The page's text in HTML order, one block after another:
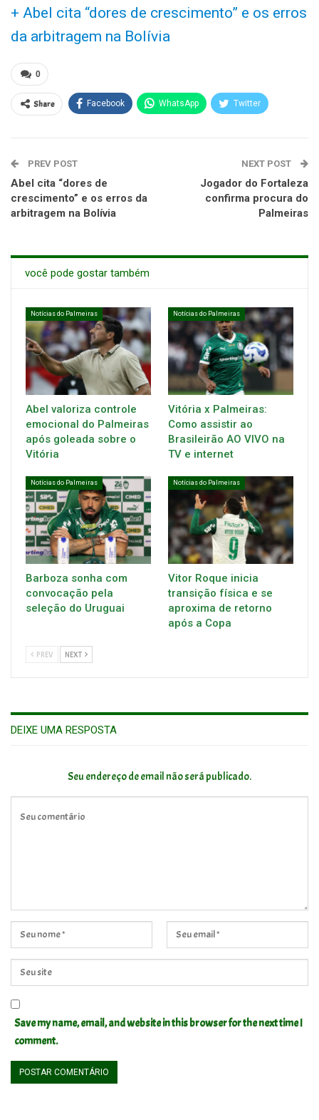
+ Abel cita “dores de crescimento” e os erros
da arbitragem na Bolívia
0
Share Facebook WhatsApp Twitter
PREV POST
Abel cita “dores de
crescimento” e os erros da
arbitragem na Bolívia
NEXT POST
Jogador do Fortaleza
confirma procura do
Palmeiras
você pode gostar também
Notícias do Palmeiras
Abel valoriza controle
emocional do Palmeiras
após goleada sobre o
Vitória
Notícias do Palmeiras
Vitória x Palmeiras:
Como assistir ao
Brasileirão AO VIVO na
TV e internet
Notícias do Palmeiras
Barboza sonha com
convocação pela
seleção do Uruguai
Notícias do Palmeiras
Vitor Roque inicia
transição física e se
aproxima de retorno
após a Copa
PREV NEXT
DEIXE UMA RESPOSTA
Seu endereço de email não será publicado.
Save my name, email, and website in this browser for the next time I
comment.